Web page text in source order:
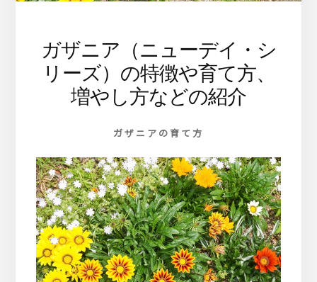
ガザニア（ニューデイ・シ
リーズ）の特徴や育て方、
増やし方などの紹介
ガザニアの育て方